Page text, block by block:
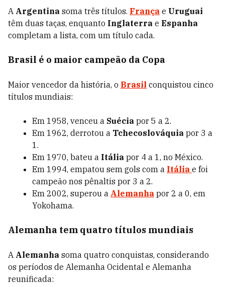
A Argentina soma três títulos. França e Uruguai
têm duas taças, enquanto Inglaterra e Espanha
completam a lista, com um título cada.
Brasil é o maior campeão da Copa
Maior vencedor da história, o Brasil conquistou cinco
títulos mundiais:
Em 1958, venceu a Suécia por 5 a 2.
Em 1962, derrotou a Tchecoslováquia por 3 a
1.
Em 1970, bateu a Itália por 4 a 1, no México.
Em 1994, empatou sem gols com a Itália e foi
campeão nos pênaltis por 3 a 2.
Em 2002, superou a Alemanha por 2 a 0, em
Yokohama.
Alemanha tem quatro títulos mundiais
A Alemanha soma quatro conquistas, considerando
os períodos de Alemanha Ocidental e Alemanha
reunificada: